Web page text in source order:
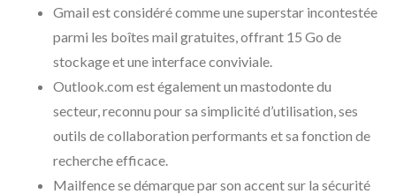
Gmail est considéré comme une superstar incontestée
parmi les boîtes mail gratuites, offrant 15 Go de
stockage et une interface conviviale.
Outlook.com est également un mastodonte du
secteur, reconnu pour sa simplicité d’utilisation, ses
outils de collaboration performants et sa fonction de
recherche efficace.
Mailfence se démarque par son accent sur la sécurité